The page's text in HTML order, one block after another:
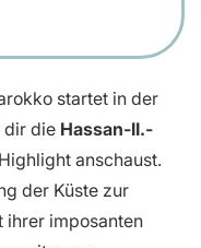
startet in der
dir die Hassan-II.-
anschaust.
der Küste zur
ihrer imposanten